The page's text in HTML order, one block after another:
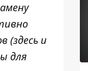
(здесь и
для